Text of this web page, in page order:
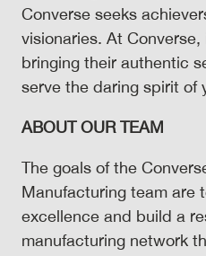
Converse seeks
visionaries. At
bringing their authentic
serve the daring spirit of
ABOUT OUR TEAM
The goals of the
Manufacturing team are
excellence and build a
manufacturing network